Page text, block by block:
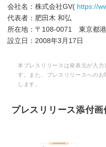
会社名：株式会社GV( https://
代表者：肥田木 和弘
所在地：〒108-0071 東京都
設立日：2008年3月17日
本プレスリリースは発表元が入
す。また、プレスリリースへの
します。
プレスリリース添付画